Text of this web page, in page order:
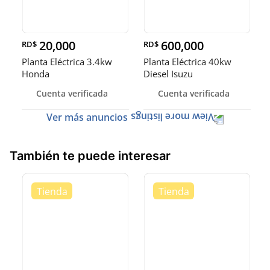
RD$ 20,000
Planta Eléctrica 3.4kw
Honda
Cuenta verificada
RD$ 600,000
Planta Eléctrica 40kw
Diesel Isuzu
Cuenta verificada
Ver más anuncios
También te puede interesar